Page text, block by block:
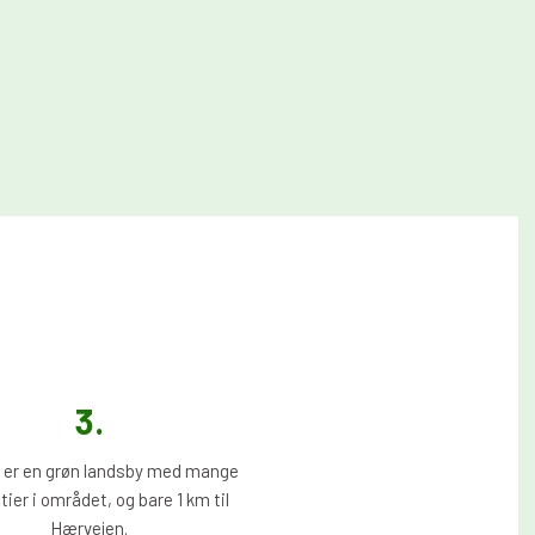
3.​
en grøn landsby med mange
i området, og bare 1 km til
Hærvejen.